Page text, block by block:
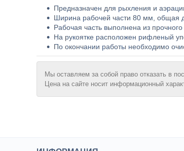
Предназначен для рыхления и
Ширина рабочей части 80 мм, общая
Рабочая часть выполнена из прочного
На рукоятке расположен рифленый
По окончании работы необходимо
Мы оставляем за собой право отказать в
Цена на сайте носит информационный